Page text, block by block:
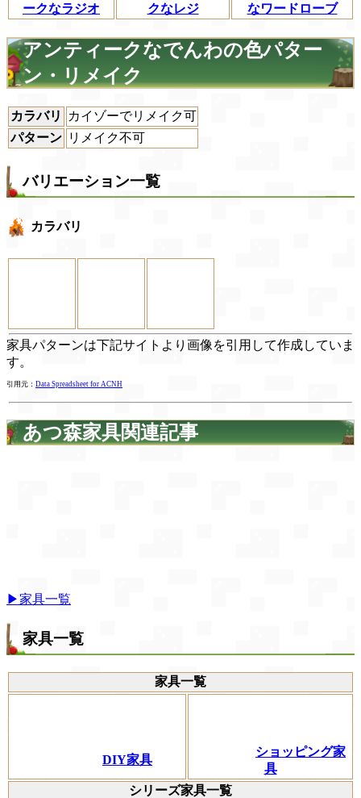
ークなラジオ クなレジ なワードローブ
アンティークなでんわの色パター
ン・リメイク
カラバリ
カイゾーでリメイク可
パターン リメイク不可
バリエーション一覧
カラバリ
家具パターンは下記サイトより画像を引用して作成していま
す。
引用元： Data Spreadsheet for ACNH
あつ森家具関連記事
▶家具一覧
家具一覧
家具一覧
DIY家具
ショッピング家
具
シリーズ家具一覧